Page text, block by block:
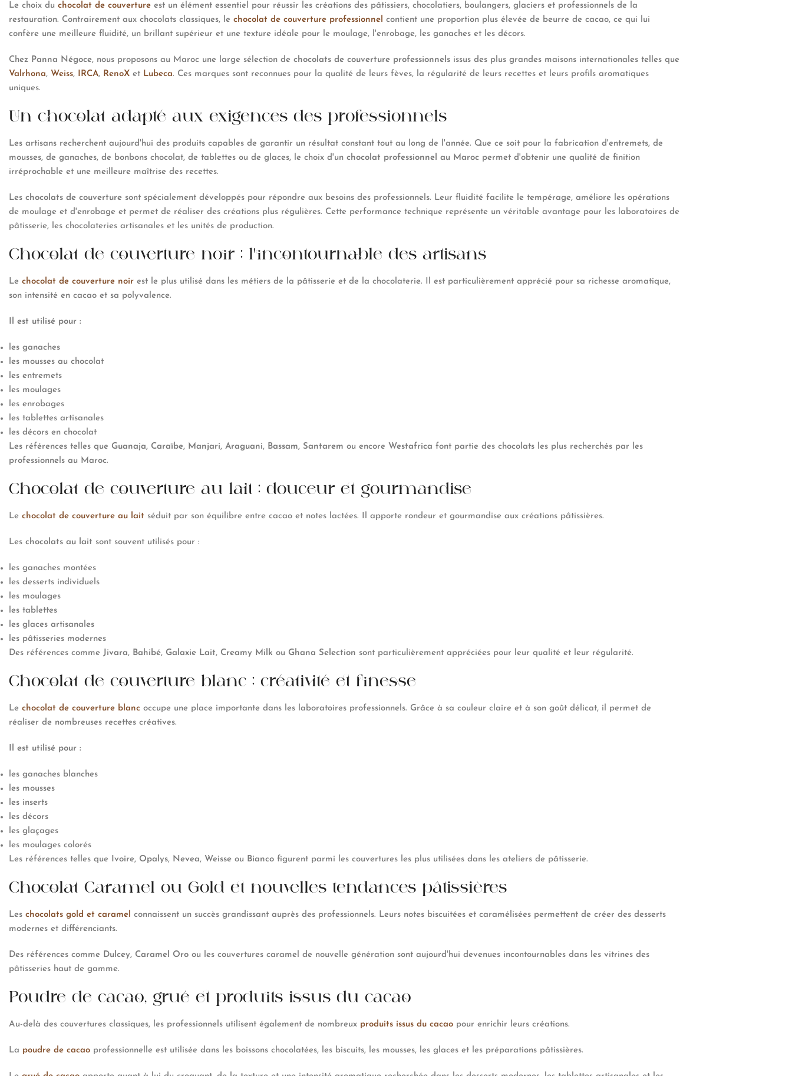
Le choix du chocolat de couverture est un élément essentiel pour réussir les créations des pâtissiers, chocolatiers, boulangers, glaciers et professionnels de la
restauration. Contrairement aux chocolats classiques, le chocolat de couverture professionnel contient une proportion plus élevée de beurre de cacao, ce qui lui
confère une meilleure fluidité, un brillant supérieur et une texture idéale pour le moulage, l'enrobage, les ganaches et les décors.
Chez Panna Négoce, nous proposons au Maroc une large sélection de chocolats de couverture professionnels issus des plus grandes maisons internationales telles que
Valrhona, Weiss, IRCA, RenoX et Lubeca. Ces marques sont reconnues pour la qualité de leurs fèves, la régularité de leurs recettes et leurs profils aromatiques
uniques.
Un chocolat adapté aux exigences des professionnels
Les artisans recherchent aujourd'hui des produits capables de garantir un résultat constant tout au long de l'année. Que ce soit pour la fabrication d'entremets, de
mousses, de ganaches, de bonbons chocolat, de tablettes ou de glaces, le choix d'un chocolat professionnel au Maroc permet d'obtenir une qualité de finition
irréprochable et une meilleure maîtrise des recettes.
Les chocolats de couverture sont spécialement développés pour répondre aux besoins des professionnels. Leur fluidité facilite le tempérage, améliore les opérations
de moulage et d'enrobage et permet de réaliser des créations plus régulières. Cette performance technique représente un véritable avantage pour les laboratoires de
pâtisserie, les chocolateries artisanales et les unités de production.
Chocolat de couverture noir : l'incontournable des artisans
Le chocolat de couverture noir est le plus utilisé dans les métiers de la pâtisserie et de la chocolaterie. Il est particulièrement apprécié pour sa richesse aromatique,
son intensité en cacao et sa polyvalence.
Il est utilisé pour :
les ganaches
les mousses au chocolat
les entremets
les moulages
les enrobages
les tablettes artisanales
les décors en chocolat
Les références telles que Guanaja, Caraïbe, Manjari, Araguani, Bassam, Santarem ou encore Westafrica font partie des chocolats les plus recherchés par les
professionnels au Maroc.
Chocolat de couverture au lait : douceur et gourmandise
Le chocolat de couverture au lait séduit par son équilibre entre cacao et notes lactées. Il apporte rondeur et gourmandise aux créations pâtissières.
Les chocolats au lait sont souvent utilisés pour :
les ganaches montées
les desserts individuels
les moulages
les tablettes
les glaces artisanales
les pâtisseries modernes
Des références comme Jivara, Bahibé, Galaxie Lait, Creamy Milk ou Ghana Selection sont particulièrement appréciées pour leur qualité et leur régularité.
Chocolat de couverture blanc : créativité et finesse
Le chocolat de couverture blanc occupe une place importante dans les laboratoires professionnels. Grâce à sa couleur claire et à son goût délicat, il permet de
réaliser de nombreuses recettes créatives.
Il est utilisé pour :
les ganaches blanches
les mousses
les inserts
les décors
les glaçages
les moulages colorés
Les références telles que Ivoire, Opalys, Nevea, Weisse ou Bianco figurent parmi les couvertures les plus utilisées dans les ateliers de pâtisserie.
Chocolat Caramel ou Gold et nouvelles tendances pâtissières
Les chocolats gold et caramel connaissent un succès grandissant auprès des professionnels. Leurs notes biscuitées et caramélisées permettent de créer des desserts
modernes et différenciants.
Des références comme Dulcey, Caramel Oro ou les couvertures caramel de nouvelle génération sont aujourd'hui devenues incontournables dans les vitrines des
pâtisseries haut de gamme.
Poudre de cacao, grué et produits issus du cacao
Au-delà des couvertures classiques, les professionnels utilisent également de nombreux produits issus du cacao pour enrichir leurs créations.
La poudre de cacao professionnelle est utilisée dans les boissons chocolatées, les biscuits, les mousses, les glaces et les préparations pâtissières.